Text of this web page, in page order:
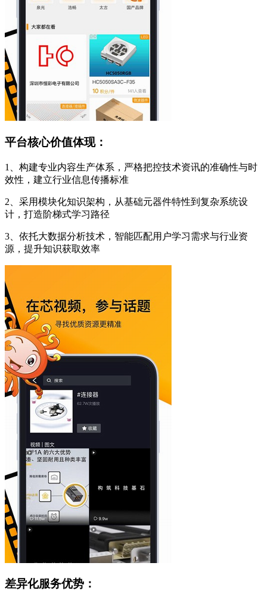
平台核心价值体现：
1、构建专业内容生产体系，严格把控技术资讯的准确性与时
效性，建立行业信息传播标准
2、采用模块化知识架构，从基础元器件特性到复杂系统设
计，打造阶梯式学习路径
3、依托大数据分析技术，智能匹配用户学习需求与行业资
源，提升知识获取效率
差异化服务优势：